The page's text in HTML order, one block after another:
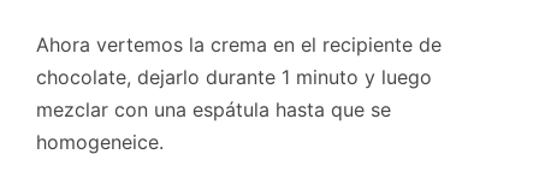
Ahora vertemos la crema en el recipiente de
chocolate, dejarlo durante 1 minuto y luego
mezclar con una espátula hasta que se
homogeneice.